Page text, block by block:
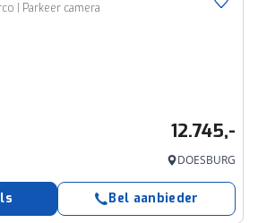
| Parkeer camera
12.745,-
DOESBURG
Bel aanbieder